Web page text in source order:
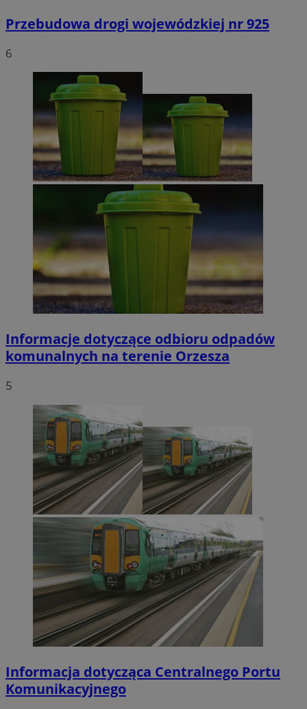
Przebudowa drogi wojewódzkiej nr 925
6
Informacje dotyczące odbioru odpadów
komunalnych na terenie Orzesza
5
Informacja dotycząca Centralnego Portu
Komunikacyjnego